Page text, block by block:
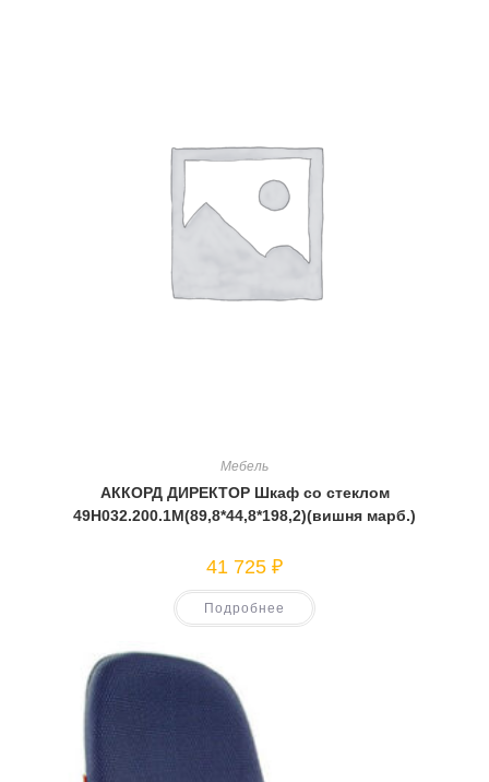
Мебель
АККОРД ДИРЕКТОР Шкаф со стеклом
49Н032.200.1М(89,8*44,8*198,2)(вишня марб.)
41 725 ₽
Подробнее